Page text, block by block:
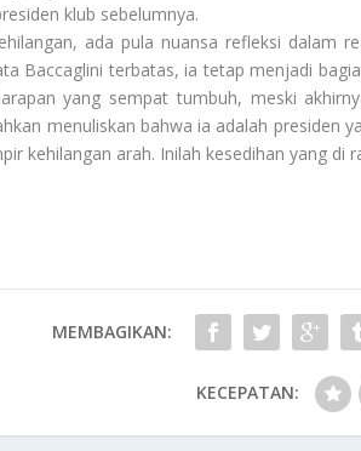
klub sebelumnya.
ada pula nuansa refleksi dalam
Baccaglini terbatas, ia tetap menjadi
yang sempat tumbuh, meski
menuliskan bahwa ia adalah presiden
kehilangan arah. Inilah kesedihan yang di
MEMBAGIKAN:
KECEPATAN: